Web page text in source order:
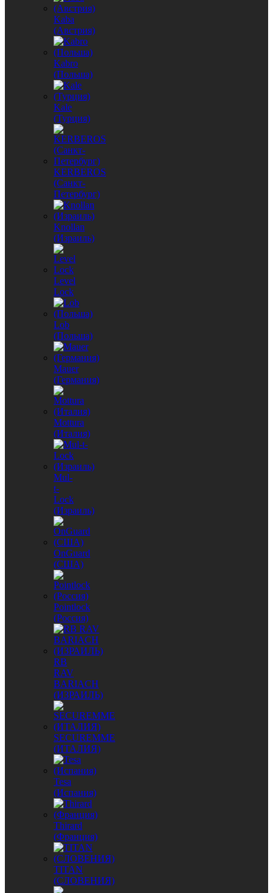
Kaba
(Австрия)
Kabro
(Польша)
Kale
(Турция)
KERBEROS
(Санкт-
Петербург)
Knollan
(Израиль)
Level
Lock
Lob
(Польша)
Mauer
(Германия)
Mottura
(Италия)
Mul-
t-
Lock
(Израиль)
OnGuard
(США)
Pointlock
(Россия)
RB
RAV
BARIACH
(ИЗРАИЛЬ)
SECUREMME
(ИТАЛИЯ)
Tesa
(Испания)
Thirard
(Франция)
TITAN
(СЛОВЕНИЯ)